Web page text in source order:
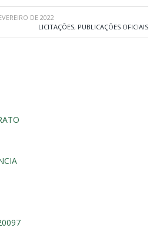
DE 2022
LICITAÇÕES, PUBLICAÇÕES OFICIAIS